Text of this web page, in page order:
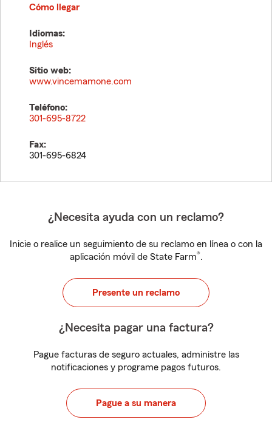
Cómo llegar
Idiomas:
Inglés
Sitio web:
www.vincemamone.com
Teléfono:
301-695-8722
Fax:
301-695-6824
¿Necesita ayuda con un reclamo?
Inicie o realice un seguimiento de su reclamo en línea o con la
aplicación móvil de State Farm®.
Presente un reclamo
¿Necesita pagar una factura?
Pague facturas de seguro actuales, administre las
notificaciones y programe pagos futuros.
Pague a su manera